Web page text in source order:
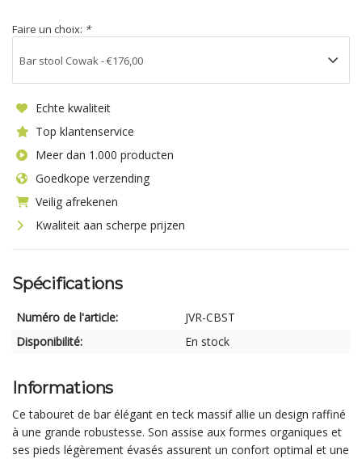
Faire un choix: *
Echte kwaliteit
Top klantenservice
Meer dan 1.000 producten
Goedkope verzending
Veilig afrekenen
Kwaliteit aan scherpe prijzen
Spécifications
Numéro de l'article:
JVR-CBST
Disponibilité:
En stock
Informations
Ce tabouret de bar élégant en teck massif allie un design raffiné
à une grande robustesse. Son assise aux formes organiques et
ses pieds légèrement évasés assurent un confort optimal et une